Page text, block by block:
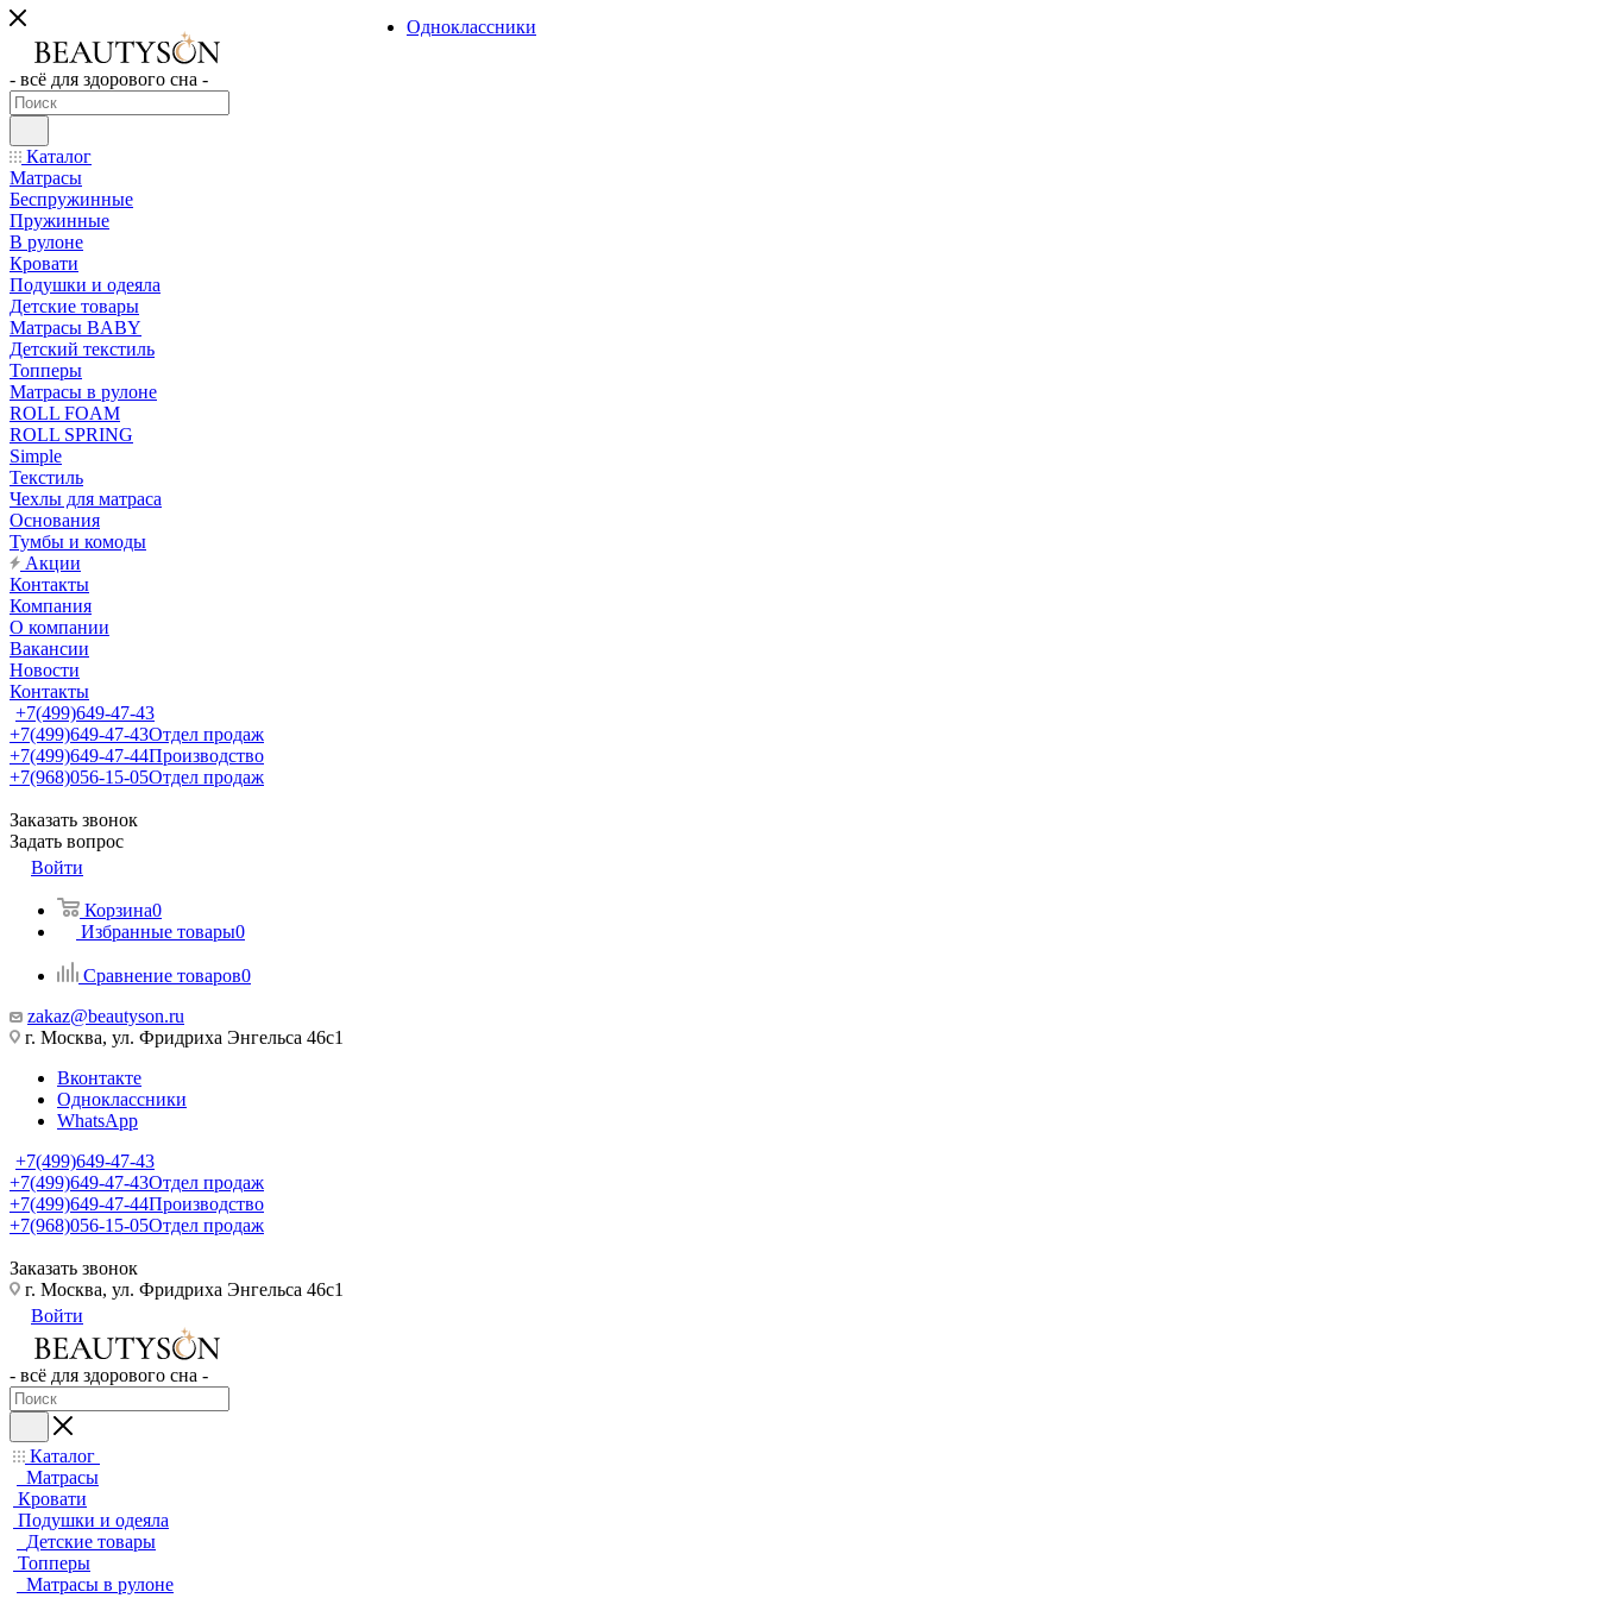
- всё для здорового сна -
Каталог
Матрасы
Беспружинные
Пружинные
В рулоне
Кровати
Подушки и одеяла
Детские товары
Матрасы BABY
Детский текстиль
Топперы
Матрасы в рулоне
ROLL FOAM
ROLL SPRING
Simple
Текстиль
Чехлы для матраса
Основания
Тумбы и комоды
Акции
Контакты
Компания
О компании
Вакансии
Новости
Контакты
+7(499)649-47-43
+7(499)649-47-43Отдел продаж
+7(499)649-47-44Производство
+7(968)056-15-05Отдел продаж
Заказать звонок
Задать вопрос
Войти
Корзина0
Избранные товары0
Сравнение товаров0
zakaz@beautyson.ru
г. Москва, ул. Фридриха Энгельса 46с1
Вконтакте
Одноклассники
WhatsApp
+7(499)649-47-43
+7(499)649-47-43Отдел продаж
+7(499)649-47-44Производство
+7(968)056-15-05Отдел продаж
Заказать звонок
Одноклассники
г. Москва, ул. Фридриха Энгельса 46с1
Войти
- всё для здорового сна -
Каталог
Матрасы
Кровати
Подушки и одеяла
Детские товары
Топперы
Матрасы в рулоне